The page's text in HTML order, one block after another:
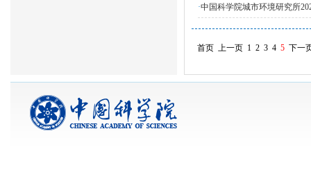
·中国科学院城市环境研究所
首页 上一页 1 2 3 4 5 下一